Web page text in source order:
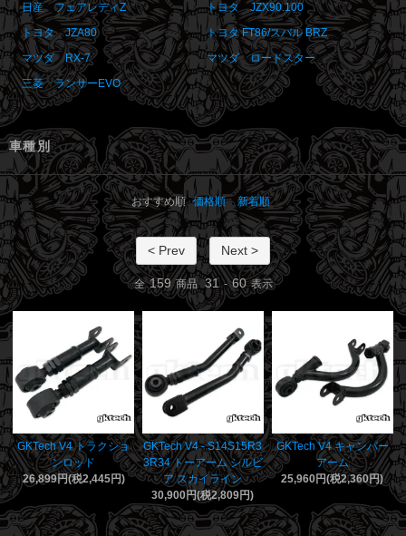
日産 フェアレディZ
トヨタ JZX90.100
トヨタ JZA80
トヨタ FT86/スバル BRZ
マツダ RX-7
マツダ ロードスター
三菱 ランサーEVO
車種別
おすすめ順 価格順 新着順
< Prev Next >
全 159 商品 31 - 60 表示
GKTech V4 トラクショ
ンロッド
26,899円(税2,445円)
GKTech V4 - S14S15R3
3R34 トーアーム シルビ
ア スカイライン
30,900円(税2,809円)
GKTech V4 キャンバー
アーム
25,960円(税2,360円)